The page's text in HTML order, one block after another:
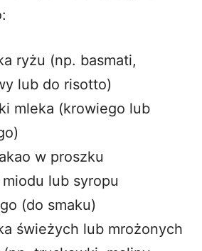
ryżu (np. basmati,
lub do risotto)
mleka (krowiego lub
w proszku
miodu lub syropu
(do smaku)
świeżych lub mrożonych